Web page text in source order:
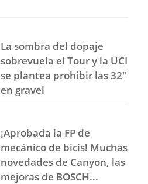
La sombra del dopaje
sobrevuela el Tour y la UCI
se plantea prohibir las 32''
en gravel
¡Aprobada la FP de
mecánico de bicis! Muchas
novedades de Canyon, las
mejoras de BOSCH...